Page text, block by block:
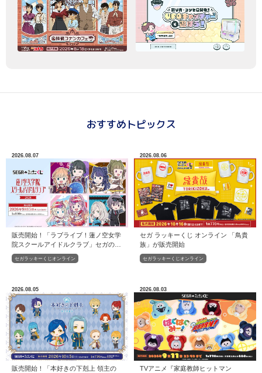
おすすめトピックス
2026.08.07
セガラッキーくじオンライン
販売開始！「ラブライブ！蓮ノ空女学
院スクールアイドルクラブ」セガのオ
ンラインくじ
2026.08.06
セガラッキーくじオンライン
セガ ラッキーくじ オンライン 「鳥貴
族」が販売開始
2026.08.05
販売開始！「本好きの下剋上 領主の
2026.08.03
TVアニメ『家庭教師ヒットマン